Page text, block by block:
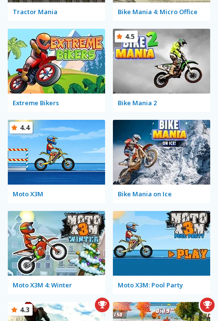
Tractor Mania Bike Mania 4: Micro Office
Extreme Bikers Bike Mania 2
4.5
Moto X3M
4.4
Bike Mania on Ice
Moto X3M 4: Winter Moto X3M: Pool Party
4.3